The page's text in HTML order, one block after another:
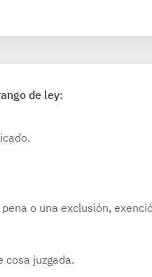
de ley:
o una exclusión,
cosa juzgada.